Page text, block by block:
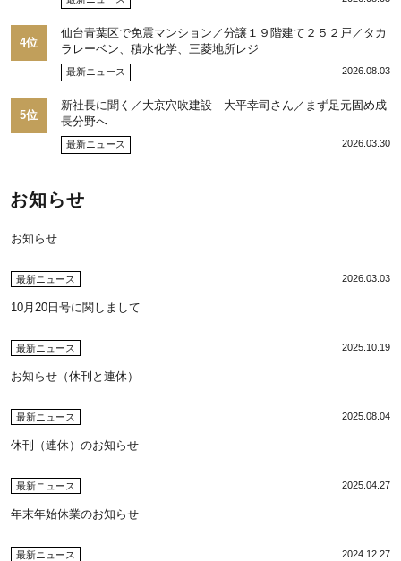
4位
仙台青葉区で免震マンション／分譲１９階建て２５２戸／タカ
ラレーベン、積水化学、三菱地所レジ
最新ニュース 2026.08.03
5位
新社長に聞く／大京穴吹建設 大平幸司さん／まず足元固め成
長分野へ
最新ニュース 2026.03.30
お知らせ
お知らせ
最新ニュース 2026.03.03
10月20日号に関しまして
最新ニュース 2025.10.19
お知らせ（休刊と連休）
最新ニュース 2025.08.04
休刊（連休）のお知らせ
最新ニュース 2025.04.27
年末年始休業のお知らせ
最新ニュース 2024.12.27